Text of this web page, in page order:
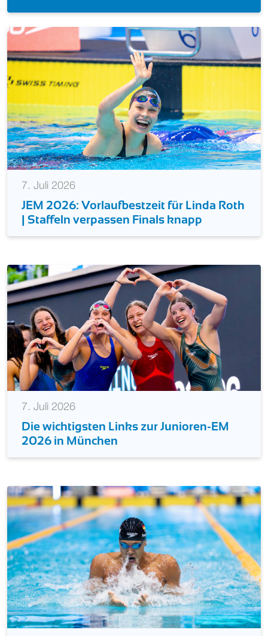
7. Juli 2026
JEM 2026: Vorlaufbestzeit für Linda Roth
| Staffeln verpassen Finals knapp
7. Juli 2026
Die wichtigsten Links zur Junioren-EM
2026 in München